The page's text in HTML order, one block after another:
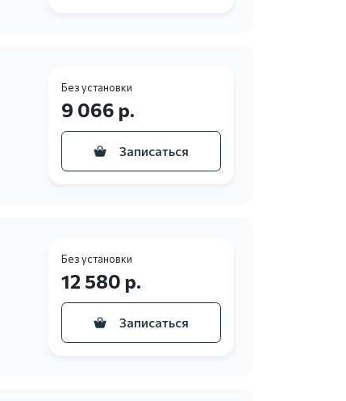
Без установки
9 066 р.
Записаться
Без установки
12 580 р.
Записаться